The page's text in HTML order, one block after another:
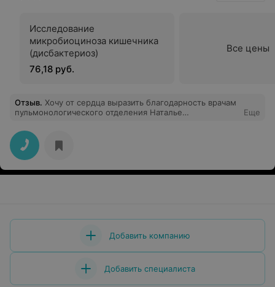
Исследование
микробиоциноза кишечника
(дисбактериоз)
76,18 руб.
Все цены
Отзыв. Хочу от сердца выразить благодарность врачам
пульмонологического отделения Наталье
бесценный труд, высокий профессионализм
и трепетное отношение к пациентам,за заботливость
и чуткость. Успехов вам, благополучия и здоровья.
Еще
Добавить компанию
Добавить специалиста